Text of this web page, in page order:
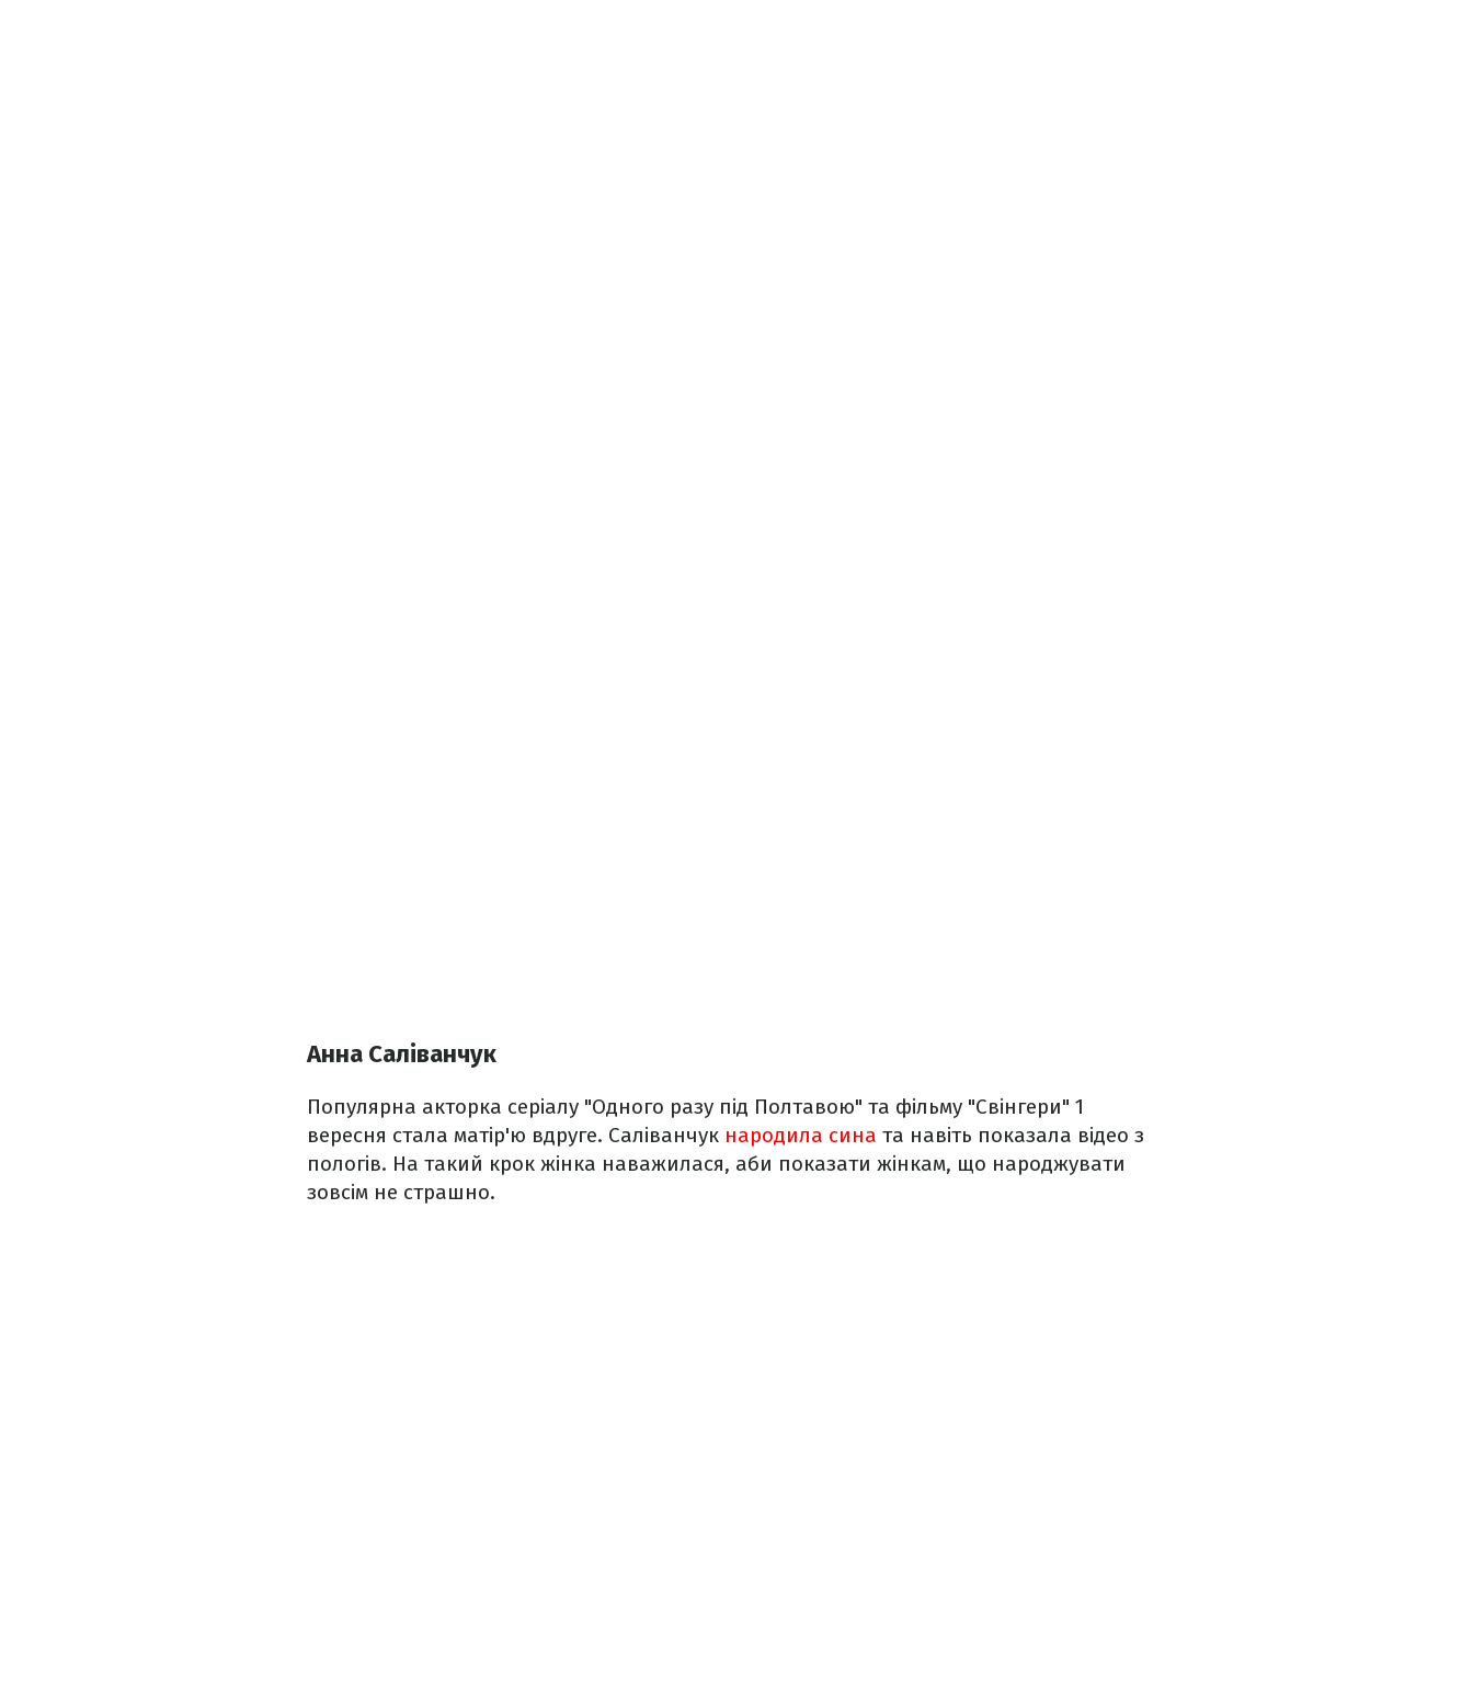
Анна Саліванчук
Популярна акторка серіалу "Одного разу під Полтавою" та фільму "Свінгери" 1
вересня стала матір'ю вдруге. Саліванчук народила сина та навіть показала відео з
пологів. На такий крок жінка наважилася, аби показати жінкам, що народжувати
зовсім не страшно.